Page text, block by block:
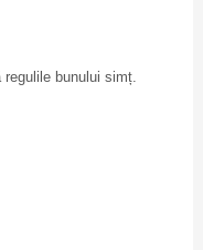
bunului simț.